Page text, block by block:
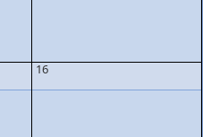
16